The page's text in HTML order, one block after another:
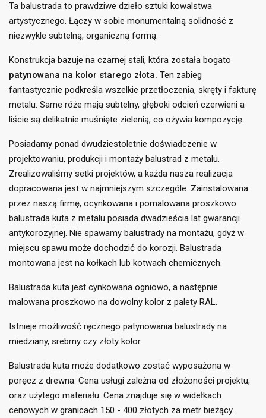
Dodaj do listy życzeń
add_circle_outline
((title)) ×
((label))
Zaloguj się ×
Musisz być zalogowany by zapisać produkty na swojej
liście życzeń.
Ta balustrada to prawdziwe dzieło sztuki kowalstwa
artystycznego. Łączy w sobie monumentalną solidność z
niezwykle subtelną, organiczną formą.
Konstrukcja bazuje na czarnej stali, która została bogato
patynowana na kolor starego złota. Ten zabieg
fantastycznie podkreśla wszelkie przetłoczenia, skręty i fakturę
metalu. Same róże mają subtelny, głęboki odcień czerwieni a
liście są delikatnie muśnięte zielenią, co ożywia kompozycję.
Posiadamy ponad dwudziestoletnie doświadczenie w
projektowaniu, produkcji i montaży balustrad z metalu.
Zrealizowaliśmy setki projektów, a każda nasza realizacja
dopracowana jest w najmniejszym szczególe. Zainstalowana
przez naszą firmę, ocynkowana i pomalowana proszkowo
balustrada kuta z metalu posiada dwadzieścia lat gwarancji
antykorozyjnej. Nie spawamy balustrady na montażu, gdyż w
miejscu spawu może dochodzić do korozji. Balustrada
montowana jest na kołkach lub kotwach chemicznych.
Balustrada kuta jest cynkowana ogniowo, a następnie
malowana proszkowo na dowolny kolor z palety RAL.
Istnieje możliwość ręcznego patynowania balustrady na
miedziany, srebrny czy złoty kolor.
Balustrada kuta może dodatkowo zostać wyposażona w
poręcz z drewna. Cena usługi zależna od złożoności projektu,
oraz użytego materiału. Cena znajduje się w widełkach
cenowych w granicach 150 - 400 złotych za metr bieżący.